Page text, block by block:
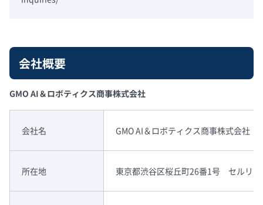
会社概要
GMO AI＆ロボティクス商事株式会社
会社名 GMO AI＆ロボティクス商事株式会社
所在地 東京都渋谷区桜丘町26番1号 セルリア